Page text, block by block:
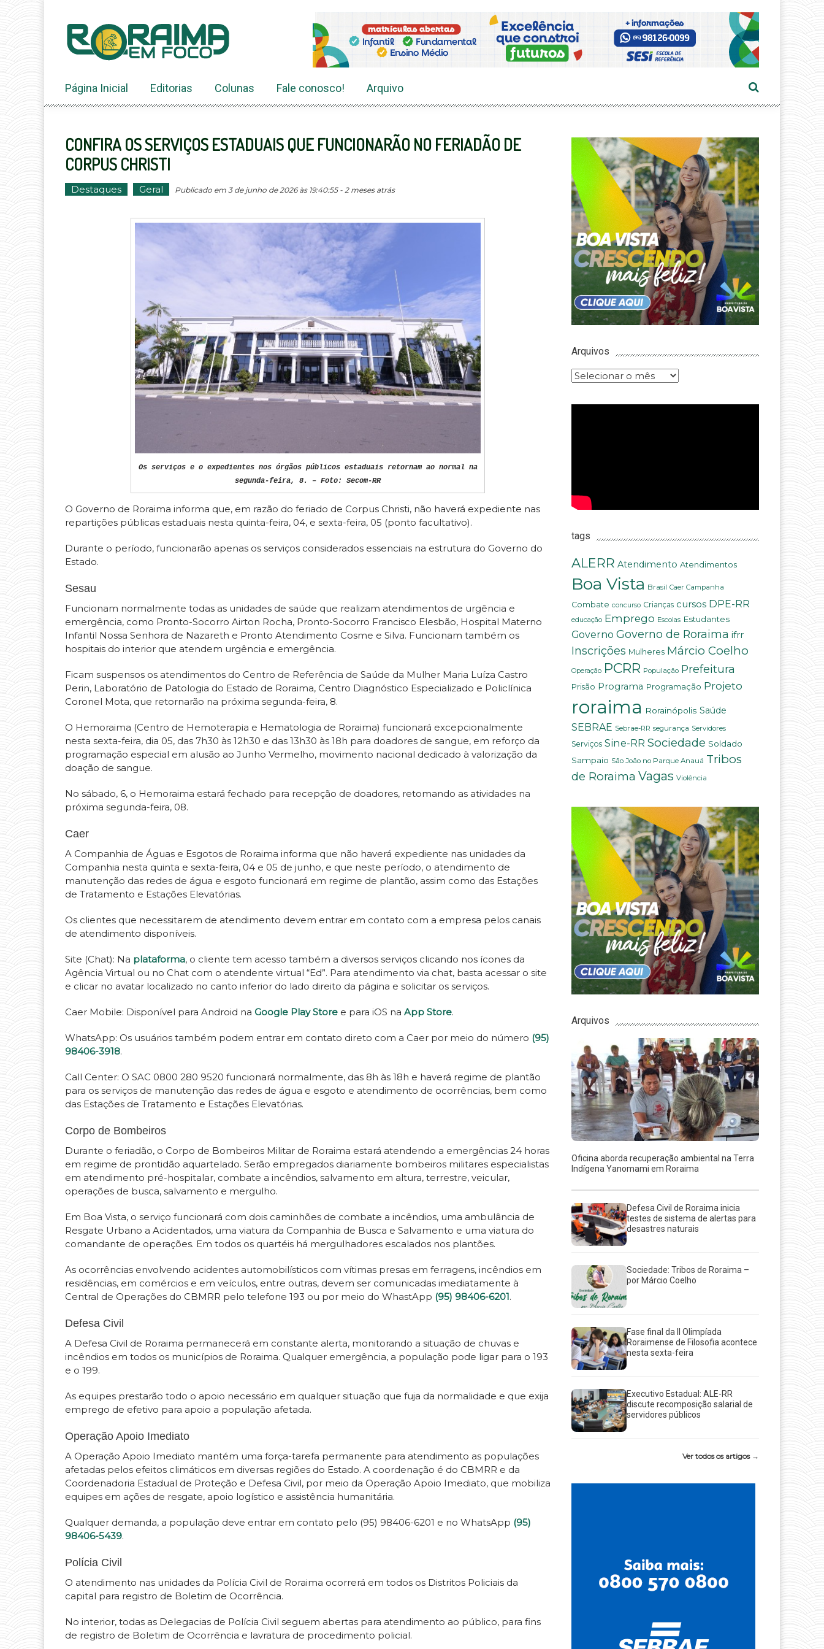
conteúdo
Página Inicial Editorias Colunas Fale conosco! Arquivo
CONFIRA OS SERVIÇOS ESTADUAIS QUE FUNCIONARÃO NO FERIADÃO DE
CORPUS CHRISTI
Destaques Geral Publicado em 3 de junho de 2026 às 19:40:55 - 2 meses atrás
Os serviços e o expedientes nos órgãos públicos estaduais retornam ao normal na
segunda-feira, 8. – Foto: Secom-RR
O Governo de Roraima informa que, em razão do feriado de Corpus Christi, não haverá expediente nas
repartições públicas estaduais nesta quinta-feira, 04, e sexta-feira, 05 (ponto facultativo).
Durante o período, funcionarão apenas os serviços considerados essenciais na estrutura do Governo do
Estado.
Sesau
Funcionam normalmente todas as unidades de saúde que realizam atendimentos de urgência e
emergência, como Pronto-Socorro Airton Rocha, Pronto-Socorro Francisco Elesbão, Hospital Materno
Infantil Nossa Senhora de Nazareth e Pronto Atendimento Cosme e Silva. Funcionam também os
hospitais do interior que atendem urgência e emergência.
Ficam suspensos os atendimentos do Centro de Referência de Saúde da Mulher Maria Luíza Castro
Perin, Laboratório de Patologia do Estado de Roraima, Centro Diagnóstico Especializado e Policlínica
Coronel Mota, que retornarão na próxima segunda-feira, 8.
O Hemoraima (Centro de Hemoterapia e Hematologia de Roraima) funcionará excepcionalmente
nesta sexta-feira, dia 05, das 7h30 às 12h30 e das 13h30 às 18h para doadores de sangue, em reforço da
programação especial em alusão ao Junho Vermelho, movimento nacional dedicado à valorização da
doação de sangue.
No sábado, 6, o Hemoraima estará fechado para recepção de doadores, retomando as atividades na
próxima segunda-feira, 08.
Caer
A Companhia de Águas e Esgotos de Roraima informa que não haverá expediente nas unidades da
Companhia nesta quinta e sexta-feira, 04 e 05 de junho, e que neste período, o atendimento de
manutenção das redes de água e esgoto funcionará em regime de plantão, assim como das Estações
de Tratamento e Estações Elevatórias.
Os clientes que necessitarem de atendimento devem entrar em contato com a empresa pelos canais
de atendimento disponíveis.
Site (Chat): Na plataforma, o cliente tem acesso também a diversos serviços clicando nos ícones da
Agência Virtual ou no Chat com o atendente virtual “Ed”. Para atendimento via chat, basta acessar o site
e clicar no avatar localizado no canto inferior do lado direito da página e solicitar os serviços.
Caer Mobile: Disponível para Android na Google Play Store e para iOS na App Store.
WhatsApp: Os usuários também podem entrar em contato direto com a Caer por meio do número (95)
98406-3918.
Call Center: O SAC 0800 280 9520 funcionará normalmente, das 8h às 18h e haverá regime de plantão
para os serviços de manutenção das redes de água e esgoto e atendimento de ocorrências, bem como
das Estações de Tratamento e Estações Elevatórias.
Corpo de Bombeiros
Durante o feriadão, o Corpo de Bombeiros Militar de Roraima estará atendendo a emergências 24 horas
em regime de prontidão aquartelado. Serão empregados diariamente bombeiros militares especialistas
em atendimento pré-hospitalar, combate a incêndios, salvamento em altura, terrestre, veicular,
operações de busca, salvamento e mergulho.
Em Boa Vista, o serviço funcionará com dois caminhões de combate a incêndios, uma ambulância de
Resgate Urbano a Acidentados, uma viatura da Companhia de Busca e Salvamento e uma viatura do
comandante de operações. Em todos os quartéis há mergulhadores escalados nos plantões.
As ocorrências envolvendo acidentes automobilísticos com vítimas presas em ferragens, incêndios em
residências, em comércios e em veículos, entre outras, devem ser comunicadas imediatamente à
Central de Operações do CBMRR pelo telefone 193 ou por meio do WhastApp (95) 98406-6201.
Defesa Civil
A Defesa Civil de Roraima permanecerá em constante alerta, monitorando a situação de chuvas e
incêndios em todos os municípios de Roraima. Qualquer emergência, a população pode ligar para o 193
e o 199.
As equipes prestarão todo o apoio necessário em qualquer situação que fuja da normalidade e que exija
emprego de efetivo para apoio a população afetada.
Operação Apoio Imediato
A Operação Apoio Imediato mantém uma força-tarefa permanente para atendimento as populações
afetadas pelos efeitos climáticos em diversas regiões do Estado. A coordenação é do CBMRR e da
Coordenadoria Estadual de Proteção e Defesa Civil, por meio da Operação Apoio Imediato, que mobiliza
equipes em ações de resgate, apoio logístico e assistência humanitária.
Qualquer demanda, a população deve entrar em contato pelo (95) 98406-6201 e no WhatsApp (95)
98406-5439.
Polícia Civil
O atendimento nas unidades da Polícia Civil de Roraima ocorrerá em todos os Distritos Policiais da
capital para registro de Boletim de Ocorrência.
No interior, todas as Delegacias de Polícia Civil seguem abertas para atendimento ao público, para fins
de registro de Boletim de Ocorrência e lavratura de procedimento policial.
Arquivos
Arquivos
tags
ALERR Atendimento Atendimentos
Boa Vista Brasil Caer Campanha
Combate concurso Crianças cursos DPE-RR
educação Emprego Escolas Estudantes
Governo Governo de Roraima ifrr
Inscrições Mulheres Márcio Coelho
Operação PCRR População Prefeitura
Prisão Programa Programação Projeto
roraima Rorainópolis Saúde
SEBRAE Sebrae-RR segurança Servidores
Serviços Sine-RR Sociedade Soldado
Sampaio São João no Parque Anauá Tribos
de Roraima Vagas Violência
Arquivos
Oficina aborda recuperação ambiental na Terra
Indígena Yanomami em Roraima
Defesa Civil de Roraima inicia
testes de sistema de alertas para
desastres naturais
Sociedade: Tribos de Roraima –
por Márcio Coelho
Fase final da II Olimpíada
Roraimense de Filosofia acontece
nesta sexta-feira
Executivo Estadual: ALE-RR
discute recomposição salarial de
servidores públicos
Ver todos os artigos →